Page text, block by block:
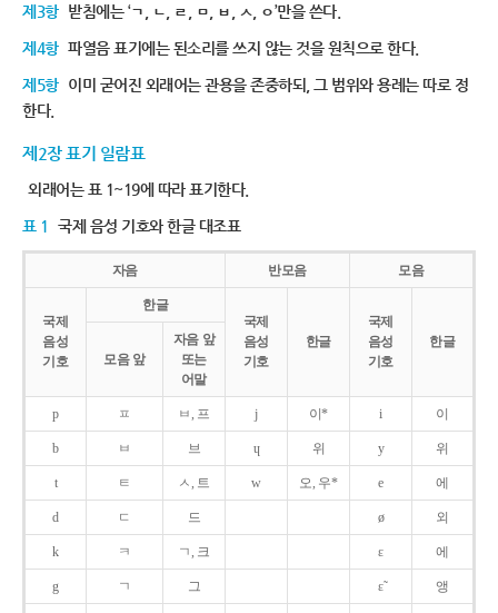
제3항 받침에는 ‘ㄱ, ㄴ, ㄹ, ㅁ, ㅂ, ㅅ, ㅇ’만을 쓴다.
제4항 파열음 표기에는 된소리를 쓰지 않는 것을 원칙으로 한다.
제5항 이미 굳어진 외래어는 관용을 존중하되, 그 범위와 용례는 따로 정
한다.
제2장 표기 일람표
외래어는 표 1~19에 따라 표기한다.
표 1 국제 음성 기호와 한글 대조표
자음 반모음 모음
국제
음성
기호
한글
국제
음성
기호
한글
국제
음성
기호
한글
모음 앞
자음 앞
또는
어말
p ㅍ ㅂ, 프 j 이* i 이
b ㅂ 브 ɥ 위 y 위
t ㅌ ㅅ, 트 w 오, 우* e 에
d ㄷ 드 ø 외
k ㅋ ㄱ, 크 ɛ 에
g ㄱ 그 ɛ̃ 앵